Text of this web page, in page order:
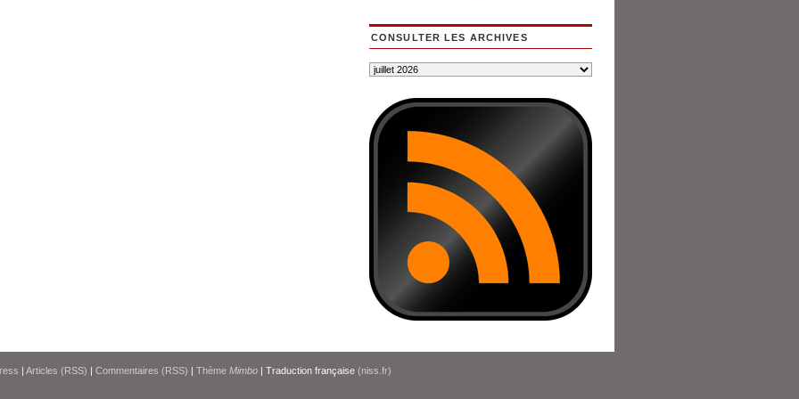
CONSULTER LES ARCHIVES
| Articles (RSS) | Commentaires (RSS) | Thème Mimbo | Traduction française (niss.fr)